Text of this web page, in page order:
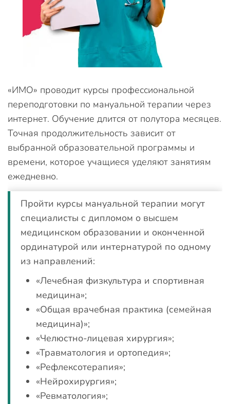
«ИМО» проводит курсы профессиональной
переподготовки по мануальной терапии через
интернет. Обучение длится от полутора месяцев.
Точная продолжительность зависит от
выбранной образовательной программы и
времени, которое учащиеся уделяют занятиям
ежедневно.
Пройти курсы мануальной терапии могут
специалисты с дипломом о высшем
медицинском образовании и оконченной
ординатурой или интернатурой по одному
из направлений:
«Лечебная физкультура и спортивная
медицина»;
«Общая врачебная практика (семейная
медицина)»;
«Челюстно-лицевая хирургия»;
«Травматология и ортопедия»;
«Рефлексотерапия»;
«Нейрохирургия»;
«Ревматология»;